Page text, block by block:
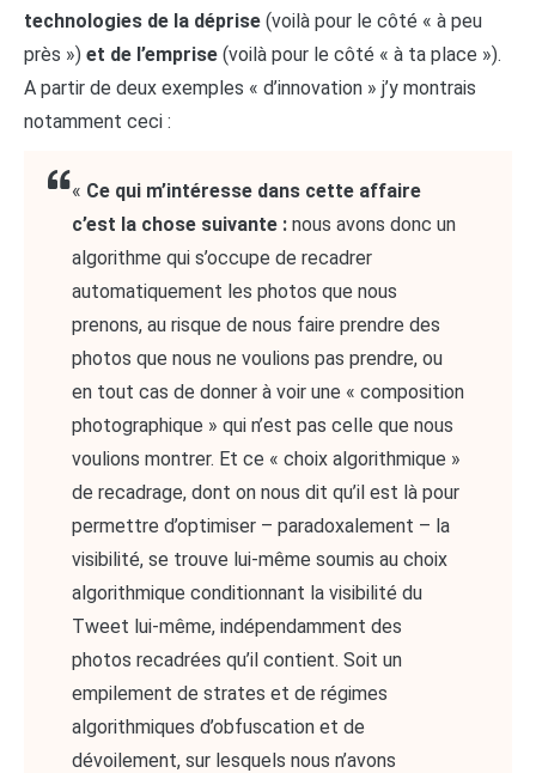
technologies de la déprise (voilà pour le côté « à peu
près ») et de l’emprise (voilà pour le côté « à ta place »).
A partir de deux exemples « d’innovation » j’y montrais
notamment ceci :
« Ce qui m’intéresse dans cette affaire
c’est la chose suivante : nous avons donc un
algorithme qui s’occupe de recadrer
automatiquement les photos que nous
prenons, au risque de nous faire prendre des
photos que nous ne voulions pas prendre, ou
en tout cas de donner à voir une « composition
photographique » qui n’est pas celle que nous
voulions montrer. Et ce « choix algorithmique »
de recadrage, dont on nous dit qu’il est là pour
permettre d’optimiser – paradoxalement – la
visibilité, se trouve lui-même soumis au choix
algorithmique conditionnant la visibilité du
Tweet lui-même, indépendamment des
photos recadrées qu’il contient. Soit un
empilement de strates et de régimes
algorithmiques d’obfuscation et de
dévoilement, sur lesquels nous n’avons